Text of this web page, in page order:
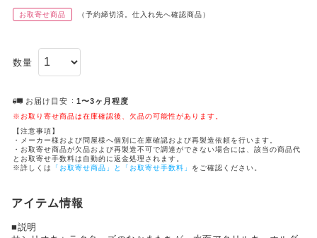
目
キ
ー
1位 #ポケットモンスター（ポケモン）
2位 #ハイキュー!!
3位 #初音ミク シリーズ
4位 #呪術廻戦
5位 #名探偵コナン
#ゴールデンカムイ
#進撃の巨人
お取寄せ商品 （予約締切済。仕入れ先へ確認商品）
数量
お届け目安 1〜3ヶ月程度
※お取り寄せ商品は在庫確認後、欠品の可能性があります。
【注意事項】
・メーカー様および問屋様へ個別に在庫確認および再製造依頼を行います。
・お取寄せ商品が欠品および再製造不可で調達ができない場合には、該当の商品代
とお取寄せ手数料は自動的に返金処理されます。
※詳しくは
「お取寄せ商品」と「お取寄せ手数料」 をご確認ください。
アイテム情報
■説明